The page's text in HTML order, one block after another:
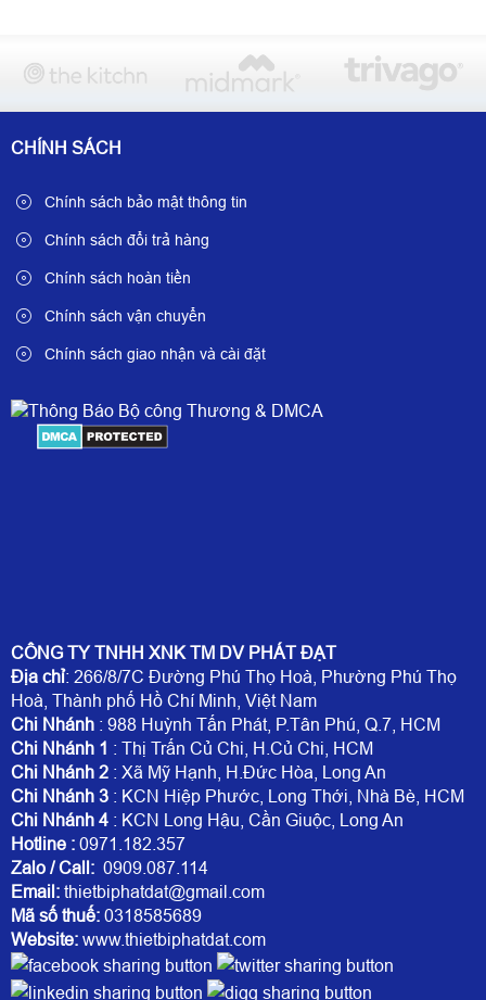
CÔNG TY TNHH XNK TM DV PHÁT ĐẠT
Địa chỉ: 266/8/7C Đường Phú Thọ Hoà, Phường Phú Thọ
Hoà, Thành phố Hồ Chí Minh, Việt Nam
Chi Nhánh : 988 Huỳnh Tấn Phát, P.Tân Phú, Q.7, HCM
Chi Nhánh 1 : Thị Trấn Củ Chi, H.Củ Chi, HCM
Chi Nhánh 2 : Xã Mỹ Hạnh, H.Đức Hòa, Long An
Chi Nhánh 3 : KCN Hiệp Phước, Long Thới, Nhà Bè, HCM
Chi Nhánh 4 : KCN Long Hậu, Cần Giuộc, Long An
Hotline : 0971.182.357
Zalo / Call: 0909.087.114
Email: thietbiphatdat@gmail.com
Mã số thuế: 0318585689
Website: www.thietbiphatdat.com
CHÍNH SÁCH
Chính sách bảo mật thông tin
Chính sách đổi trả hàng
Chính sách hoàn tiền
Chính sách vận chuyển
Chính sách giao nhận và cài đặt